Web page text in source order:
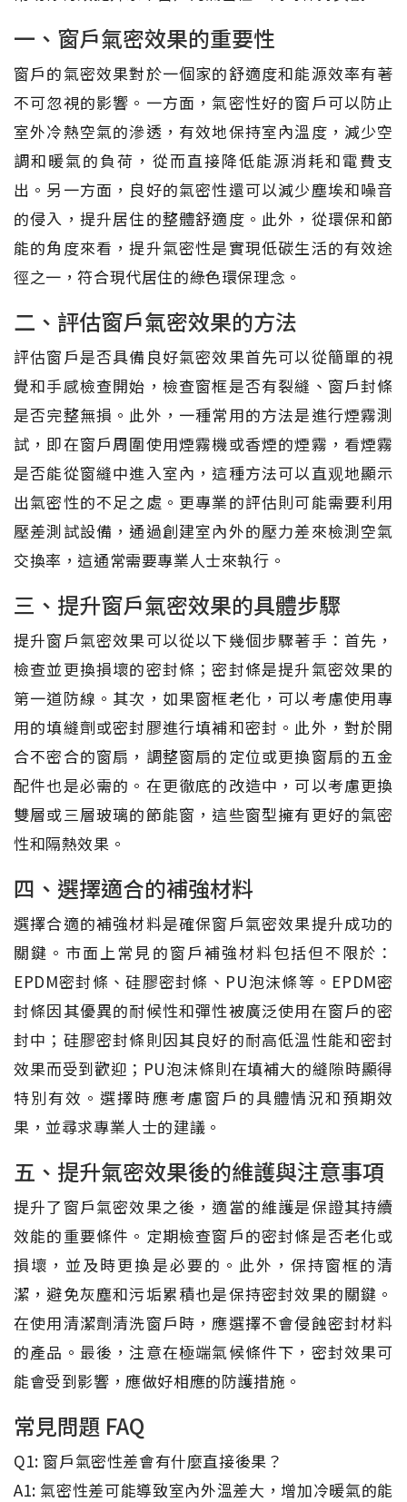
一、窗戶氣密效果的重要性
窗戶的氣密效果對於一個家的舒適度和能源效率有著
不可忽視的影響。一方面，氣密性好的窗戶可以防止
室外冷熱空氣的滲透，有效地保持室內溫度，減少空
調和暖氣的負荷，從而直接降低能源消耗和電費支
出。另一方面，良好的氣密性還可以減少塵埃和噪音
的侵入，提升居住的整體舒適度。此外，從環保和節
能的角度來看，提升氣密性是實現低碳生活的有效途
徑之一，符合現代居住的綠色環保理念。
二、評估窗戶氣密效果的方法
評估窗戶是否具備良好氣密效果首先可以從簡單的視
覺和手感檢查開始，檢查窗框是否有裂縫、窗戶封條
是否完整無損。此外，一種常用的方法是進行煙霧測
試，即在窗戶周圍使用煙霧機或香煙的煙霧，看煙霧
是否能從窗縫中進入室內，這種方法可以直观地顯示
出氣密性的不足之處。更專業的評估則可能需要利用
壓差測試設備，通過創建室內外的壓力差來檢測空氣
交換率，這通常需要專業人士來執行。
三、提升窗戶氣密效果的具體步驟
提升窗戶氣密效果可以從以下幾個步驟著手：首先，
檢查並更換損壞的密封條；密封條是提升氣密效果的
第一道防線。其次，如果窗框老化，可以考慮使用專
用的填縫劑或密封膠進行填補和密封。此外，對於開
合不密合的窗扇，調整窗扇的定位或更換窗扇的五金
配件也是必需的。在更徹底的改造中，可以考慮更換
雙層或三層玻璃的節能窗，這些窗型擁有更好的氣密
性和隔熱效果。
四、選擇適合的補強材料
選擇合適的補強材料是確保窗戶氣密效果提升成功的
關鍵。市面上常見的窗戶補強材料包括但不限於：
EPDM密封條、硅膠密封條、PU泡沫條等。EPDM密
封條因其優異的耐候性和彈性被廣泛使用在窗戶的密
封中；硅膠密封條則因其良好的耐高低溫性能和密封
效果而受到歡迎；PU泡沫條則在填補大的縫隙時顯得
特別有效。選擇時應考慮窗戶的具體情況和預期效
果，並尋求專業人士的建議。
五、提升氣密效果後的維護與注意事項
提升了窗戶氣密效果之後，適當的維護是保證其持續
效能的重要條件。定期檢查窗戶的密封條是否老化或
損壞，並及時更換是必要的。此外，保持窗框的清
潔，避免灰塵和污垢累積也是保持密封效果的關鍵。
在使用清潔劑清洗窗戶時，應選擇不會侵蝕密封材料
的產品。最後，注意在極端氣候條件下，密封效果可
能會受到影響，應做好相應的防護措施。
常見問題 FAQ
Q1: 窗戶氣密性差會有什麼直接後果？
A1: 氣密性差可能導致室內外溫差大，增加冷暖氣的能